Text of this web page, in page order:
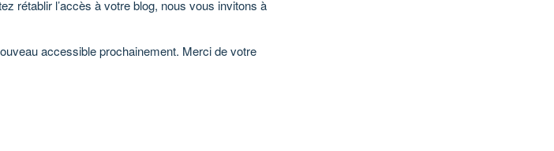
rétablir l’accès à votre blog, nous vous invitons à
accessible prochainement. Merci de votre